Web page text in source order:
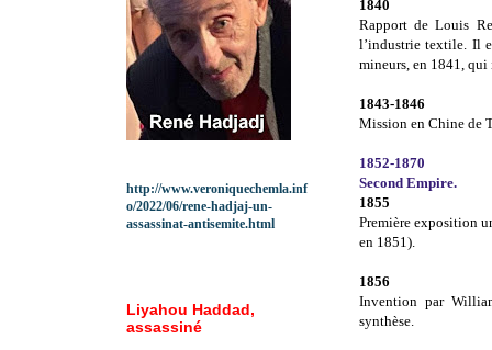
1840
Rapport de Louis
l’industrie textile. Il
mineurs, en 1841,
1843-1846
Mission en Chine de
1852-1870
Second Empire.
1855
Première exposition
en 1851).
1856
Invention par
synthèse.
http://www.veroniquechemla.inf
o/2022/06/rene-hadjaj-un-
assassinat-antisemite.html
Liyahou Haddad,
assassiné